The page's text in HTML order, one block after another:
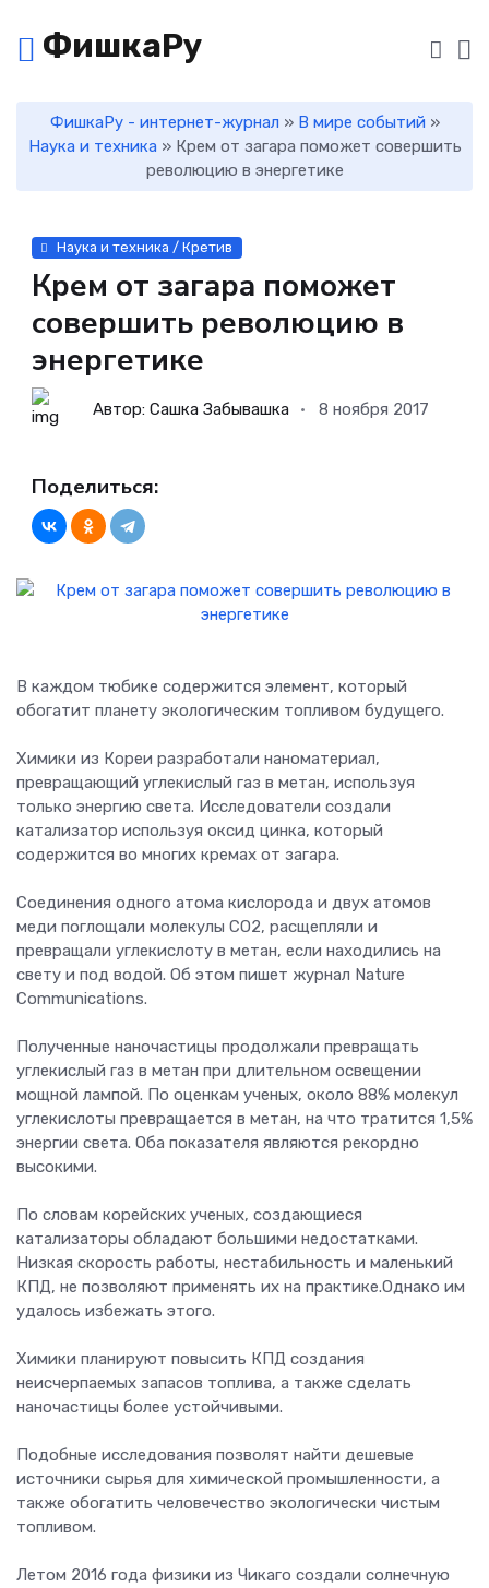
ФишкаРу
ФишкаРу - интернет-журнал » В мире событий »
Наука и техника » Крем от загара поможет совершить
революцию в энергетике
Наука и техника / Кретив
Крем от загара поможет
совершить революцию в
энергетике
Автор: Сашка Забывашка 8 ноября 2017
Поделиться:
В каждом тюбике содержится элемент, который
обогатит планету экологическим топливом будущего.
Химики из Кореи разработали наноматериал,
превращающий углекислый газ в метан, используя
только энергию света. Исследователи создали
катализатор используя оксид цинка, который
содержится во многих кремах от загара.
Соединения одного атома кислорода и двух атомов
меди поглощали молекулы CO2, расщепляли и
превращали углекислоту в метан, если находились на
свету и под водой. Об этом пишет журнал Nature
Communications.
Полученные наночастицы продолжали превращать
углекислый газ в метан при длительном освещении
мощной лампой. По оценкам ученых, около 88% молекул
углекислоты превращается в метан, на что тратится 1,5%
энергии света. Оба показателя являются рекордно
высокими.
По словам корейских ученых, создающиеся
катализаторы обладают большими недостатками.
Низкая скорость работы, нестабильность и маленький
КПД, не позволяют применять их на практике.Однако им
удалось избежать этого.
Химики планируют повысить КПД создания
неисчерпаемых запасов топлива, а также сделать
наночастицы более устойчивыми.
Подобные исследования позволят найти дешевые
источники сырья для химической промышленности, а
также обогатить человечество экологически чистым
топливом.
Летом 2016 года физики из Чикаго создали солнечную